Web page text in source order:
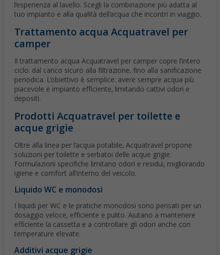
l’esperienza al lavello. Scegli la combinazione più adatta al
tuo impianto e alla qualità dell’acqua che incontri in viaggio.
Trattamento acqua Acquatravel per
camper
Il trattamento acqua Acquatravel per camper copre l’intero
ciclo: dal carico sicuro alla filtrazione, fino alla sanificazione
periodica. L’obiettivo è semplice: avere sempre acqua più
piacevole e impianto efficiente, limitando cattivi odori e
depositi.
Prodotti Acquatravel per toilette e
acque grigie
Oltre alla linea per l’acqua potabile, Acquatravel propone
soluzioni per toilette e serbatoi delle acque grigie.
Formulazioni specifiche limitano odori e residui, migliorando
igiene e comfort all’interno del veicolo.
Liquido WC e monodosi
I liquidi per WC e le pratiche monodosi sono pensati per un
dosaggio veloce, efficiente e pulito. Aiutano a mantenere
efficiente la cassetta e a controllare gli odori anche con
temperature elevate.
Additivi acque grigie